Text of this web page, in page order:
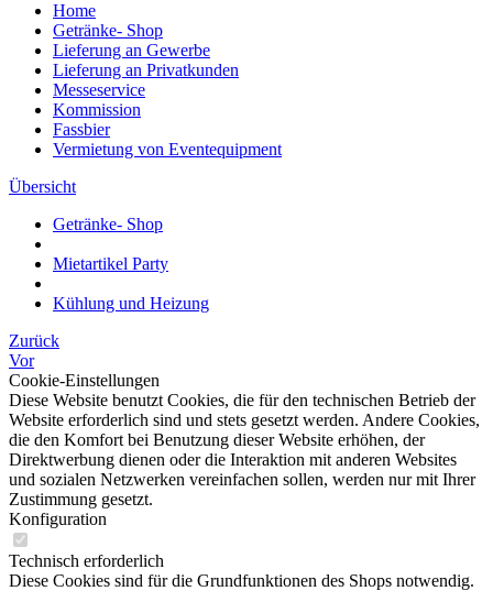
Home
Getränke- Shop
Lieferung an Gewerbe
Lieferung an Privatkunden
Messeservice
Kommission
Fassbier
Vermietung von Eventequipment
Übersicht
Getränke- Shop
Mietartikel Party
Kühlung und Heizung
Zurück
Vor
Cookie-Einstellungen
Diese Website benutzt Cookies, die für den technischen Betrieb der
Website erforderlich sind und stets gesetzt werden. Andere Cookies,
die den Komfort bei Benutzung dieser Website erhöhen, der
Direktwerbung dienen oder die Interaktion mit anderen Websites
und sozialen Netzwerken vereinfachen sollen, werden nur mit Ihrer
Zustimmung gesetzt.
Konfiguration
Technisch erforderlich
Diese Cookies sind für die Grundfunktionen des Shops notwendig.